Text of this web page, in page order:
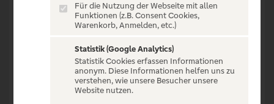
VERANSTALTUNG NICHT
GEFUNDEN
Für die Nutzung der Webseite mit allen
Funktionen (z.B. Consent Cookies,
Warenkorb, Anmelden, etc.)
Statistik (Google Analytics)
Statistik Cookies erfassen Informationen
anonym. Diese Informationen helfen uns zu
verstehen, wie unsere Besucher unsere
Website nutzen.